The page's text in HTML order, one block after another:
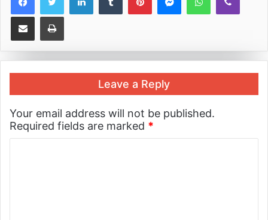
Share via EmailPrint
Leave a Reply
Your email address will not be published.
Required fields are marked *